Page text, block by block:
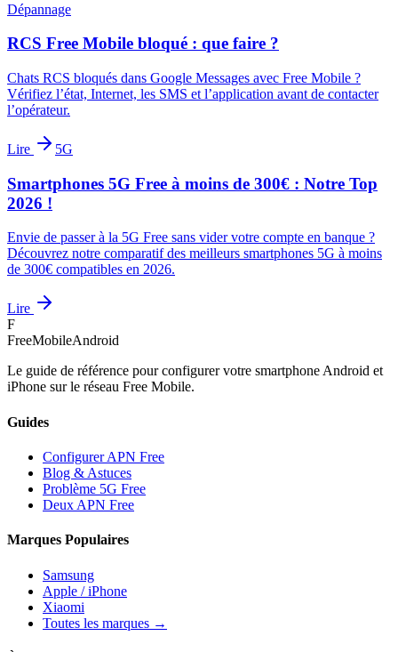
Dépannage
RCS Free Mobile bloqué : que faire ?
Chats RCS bloqués dans Google Messages avec Free Mobile ?
Vérifiez l’état, Internet, les SMS et l’application avant de contacter
l’opérateur.
Lire 5G
Smartphones 5G Free à moins de 300€ : Notre Top
2026 !
Envie de passer à la 5G Free sans vider votre compte en banque ?
Découvrez notre comparatif des meilleurs smartphones 5G à moins
de 300€ compatibles en 2026.
Lire
F
FreeMobileAndroid
Le guide de référence pour configurer votre smartphone Android et
iPhone sur le réseau Free Mobile.
Guides
Configurer APN Free
Blog & Astuces
Problème 5G Free
Deux APN Free
Marques Populaires
Samsung
Apple / iPhone
Xiaomi
Toutes les marques →